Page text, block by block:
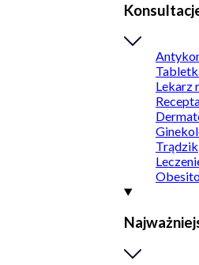
Lekarz
Trądzik